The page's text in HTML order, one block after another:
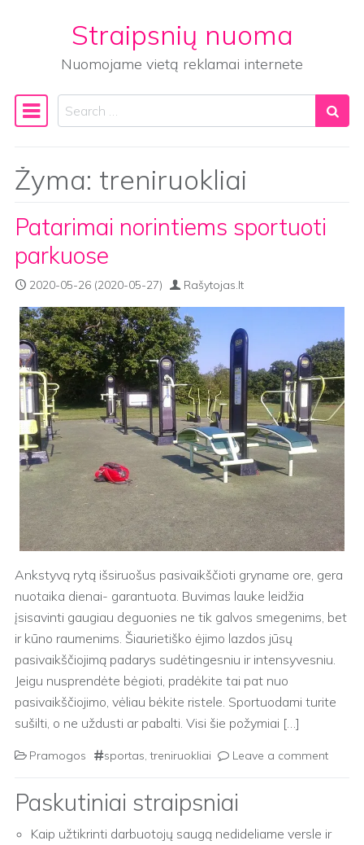
Straipsnių nuoma
Nuomojame vietą reklamai internete
Main Navigation
Search
Žyma: treniruokliai
Patarimai norintiems sportuoti
parkuose
2020-05-26 (2020-05-27) Rašytojas.lt
Ankstyvą rytą išsiruošus pasivaikščioti gryname ore, gera
nuotaika dienai- garantuota. Buvimas lauke leidžia
įsisavinti gaugiau deguonies ne tik galvos smegenims, bet
ir kūno raumenims. Šiaurietiško ėjimo lazdos jūsų
pasivaikščiojimą padarys sudėtingesniu ir intensyvesniu.
Jeigu nusprendėte bėgioti, pradėkite tai pat nuo
pasivaikščiojimo, vėliau bėkite ristele. Sportuodami turite
sušilti, o ne uždusti ar pabalti. Visi šie požymiai […]
Pramogos sportas,treniruokliai Leave a comment
Paskutiniai straipsniai
Kaip užtikrinti darbuotojų saugą nedideliame versle ir